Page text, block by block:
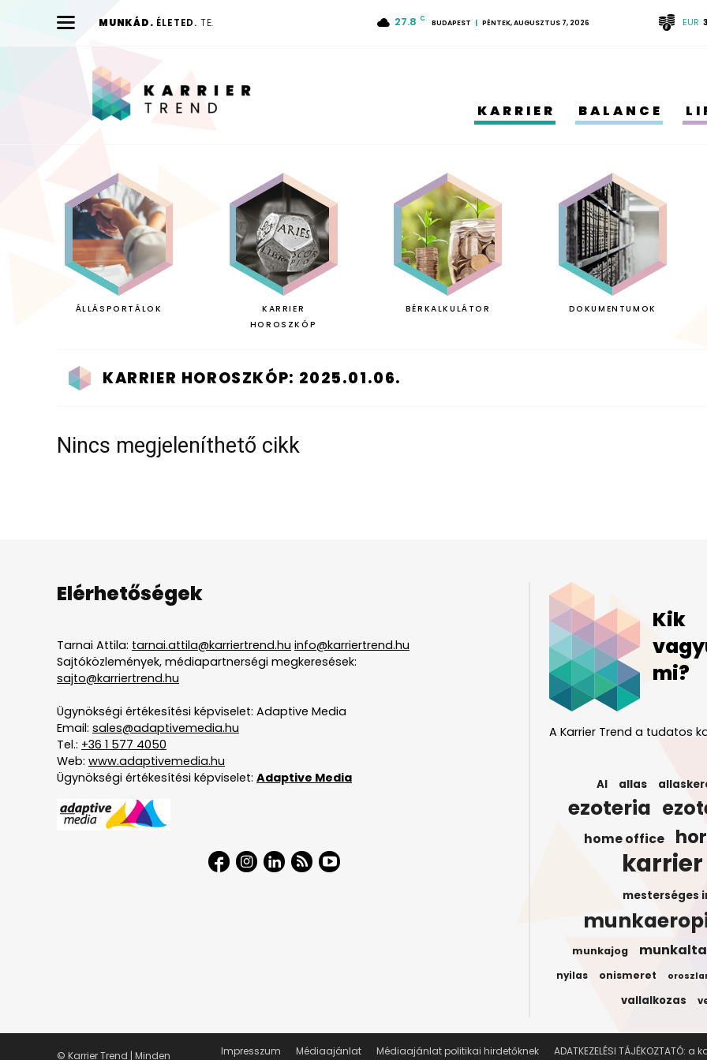
MUNKÁD. ÉLETED. TE. 27.8 C BUDAPEST PÉNTEK, AUGUSZTUS 7, 2026 EUR
KARRIER BALANCE
ÁLLÁSPORTÁLOK
KARRIER
HOROSZKÓP
BÉRKALKULÁTOR DOKUMENTUMOK
KARRIER HOROSZKÓP: 2025.01.06.
Nincs megjeleníthető cikk
Elérhetőségek
Tarnai Attila: tarnai.attila@karriertrend.hu info@karriertrend.hu
Sajtóközlemények, médiapartnerségi megkeresések:
sajto@karriertrend.hu
Ügynökségi értékesítési képviselet: Adaptive Media
Email: sales@adaptivemedia.hu
Tel.: +36 1 577 4050
Web: www.adaptivemedia.hu
Ügynökségi értékesítési képviselet: Adaptive Media
Kik
mi?
A Karrier Trend a tudatos
AI allas
ezoteria
home office
karrier
mesterséges
munkajog
nyilas onismeret
vallalkozas
Impresszum Médiaajánlat Médiaajánlat politikai hirdetőknek ADATKEZELÉSI
© Karrier Trend | Minden